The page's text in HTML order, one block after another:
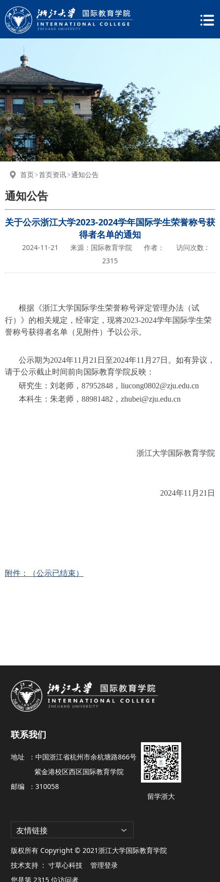
首页 首页资讯 通知公告
通知公告
关于公示浙江大学2023-2024学年国际学生荣誉称号获
得者名单的通知
2024-11-21 来源：国际教育学院 作者：
访问次数 :
2315
根据《浙江大学国际学生荣誉称号评定管理办法（试
行）》的相关规定，经审定，现将2023-2024学年国际学生荣
誉称号获得者名单（见附件）予以公示。
公示期为2024年11 月 21 日至2024年1 1 月 27日。如有异议，
请于公示截止时间前向国际教育学院反映：
研究生：刘老师， 87952848， liucong0802@zju.edu.cn
本科生：朱老师， 88981482 ， zhubei@zju.edu.cn
浙江大学国际教育学院
2024年11月21日
附件：（公示已结束）
联系我们
地址 ：中国浙江省杭州市余杭塘路866号
紫金港校区西区国际教育学院
邮编 ：310058
留学浙大
友情链接
版权所有 Copyright © 2021浙江大学国际教育学院
技术支持 :寸草心科技
管理登录
您是第 2315位访问者